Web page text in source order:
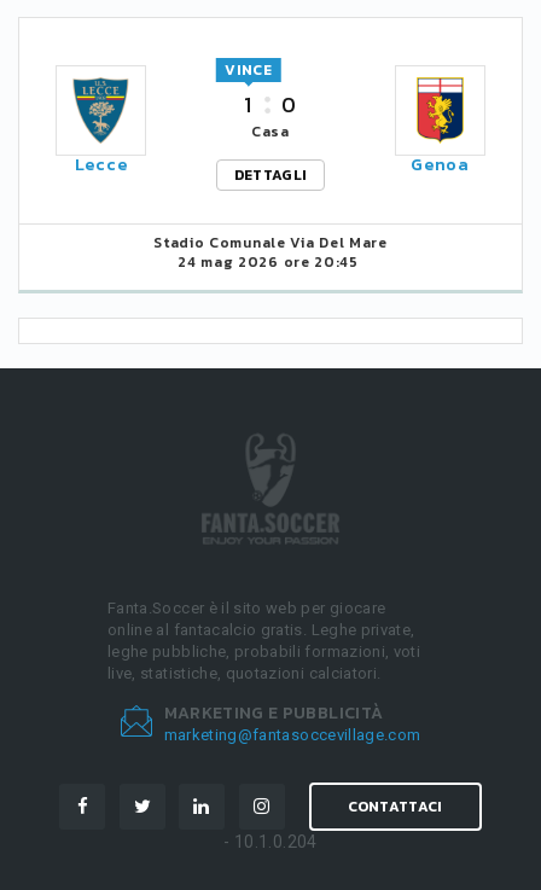
Lecce
1
VINCE
0
Casa
DETTAGLI
Genoa
Stadio Comunale Via Del Mare
24 mag 2026 ore 20:45
Fanta.Soccer è il sito web per giocare
online al fantacalcio gratis. Leghe private,
leghe pubbliche, probabili formazioni, voti
live, statistiche, quotazioni calciatori.
MARKETING E PUBBLICITÀ
marketing@fantasoccevillage.com
CONTATTACI
- 10.1.0.204